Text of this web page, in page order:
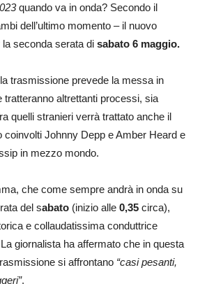
quando va in onda? Secondo il
dell’ultimo momento – il nuovo
seconda serata di sabato 6 maggio.
trasmissione prevede la messa in
tratteranno altrettanti processi, sia
quelli stranieri verrà trattato anche il
coinvolti Johnny Depp e Amber Heard e
in mezzo mondo.
che come sempre andrà in onda su
del sabato (inizio alle 0,35 circa),
e collaudatissima conduttrice
giornalista ha affermato che in questa
si affrontano “casi pesanti,
.